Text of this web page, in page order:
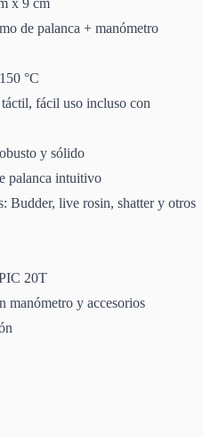
x 9 cm
de palanca + manómetro
°C
fácil uso incluso con
y sólido
palanca intuitivo
Budder, live rosin, shatter y otros
20T
manómetro y accesorios